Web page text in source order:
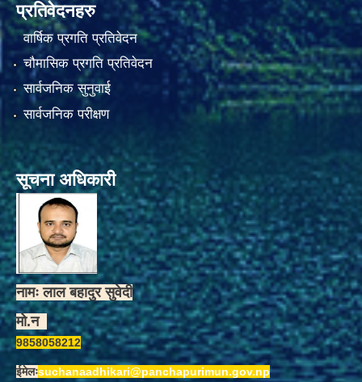
प्रतिवेदनहरु
वार्षिक प्रगति प्रतिवेदन
चौमासिक प्रगति प्रतिवेदन
सार्वजनिक सुनुवाई
सार्वजनिक परीक्षण
सूचना अधिकारी
नामः लाल बहादुर सुवेदी
मो.न
9858058212
ईमेलःsuchanaadhikari@panchapurimun.gov.np